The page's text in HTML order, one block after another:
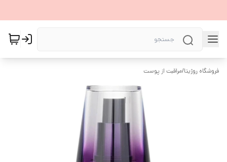
فروشگاه روژیتا/مراقبت از پوست